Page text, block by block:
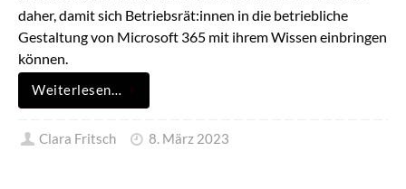
daher, damit sich Betriebsrät:innen in die betriebliche
Gestaltung von Microsoft 365 mit ihrem Wissen einbringen
können.
Weiterlesen…
Clara Fritsch 8. März 2023